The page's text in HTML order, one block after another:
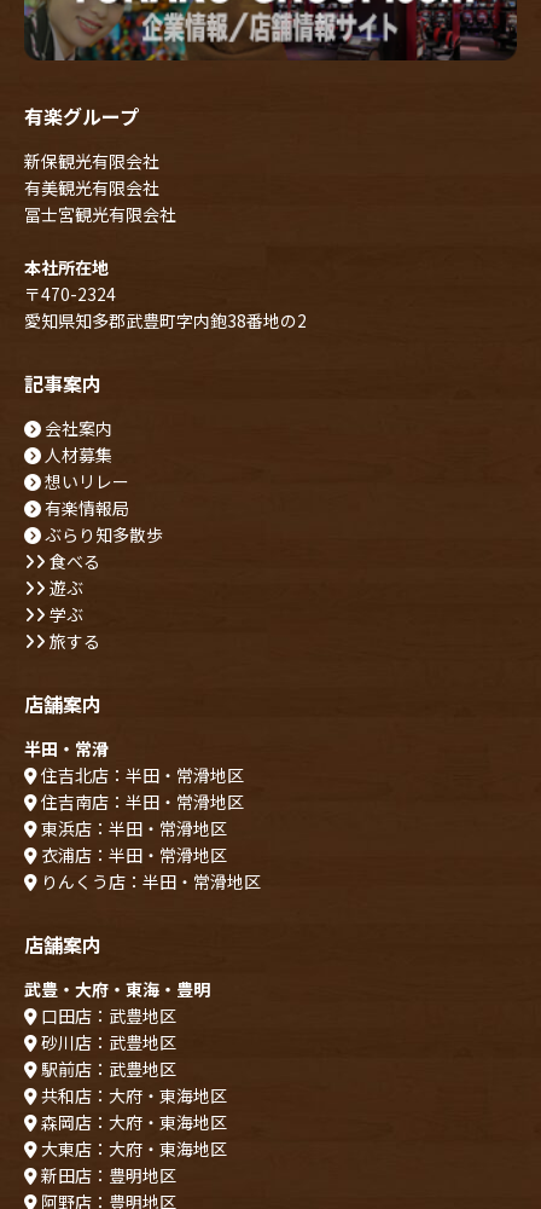
有楽グループ
新保観光有限会社
有美観光有限会社
冨士宮観光有限会社
本社所在地
〒470-2324
愛知県知多郡武豊町字内鉋38番地の2
記事案内
会社案内
人材募集
想いリレー
有楽情報局
ぶらり知多散歩
食べる
遊ぶ
学ぶ
旅する
店舗案内
半田・常滑
住吉北店：半田・常滑地区
住吉南店：半田・常滑地区
東浜店：半田・常滑地区
衣浦店：半田・常滑地区
りんくう店：半田・常滑地区
店舗案内
武豊・大府・東海・豊明
口田店：武豊地区
砂川店：武豊地区
駅前店：武豊地区
共和店：大府・東海地区
森岡店：大府・東海地区
大東店：大府・東海地区
新田店：豊明地区
阿野店：豊明地区